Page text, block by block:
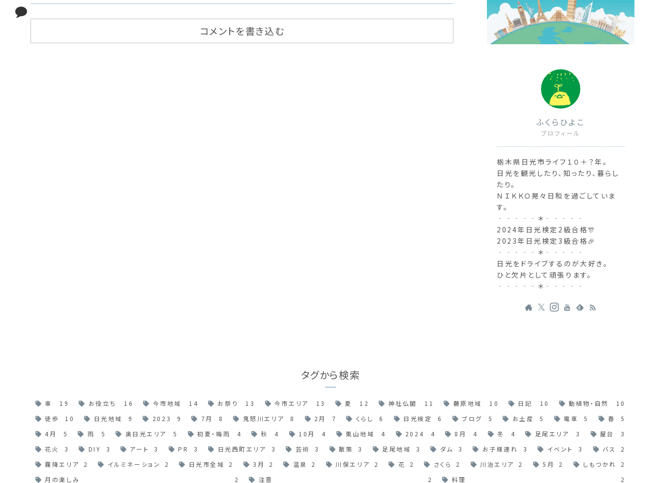
コメントを書き込む
ふくらひよこ
プロフィール
栃木県日光市ライフ１０＋？年。
日光を観光したり、知ったり、暮らし
たり。
ＮＩＫＫＯ晃々日和を過ごしていま
す。
‐‐‐‐‐＊‐‐‐‐‐
2024年日光検定2級合格🎊
2023年日光検定3級合格🎉
‐‐‐‐‐＊‐‐‐‐‐
日光をドライブするのが大好き。
ひと欠片として頑張ります。
‐‐‐‐‐＊‐‐‐‐‐
タグから検索
車 19 お役立ち 16 今市地域 14 お祭り 13 今市エリア 13 夏 12 神社仏閣 11 藤原地域 10 日記 10 動植物・自然
10
徒歩
10 日光地域 9 2023 9 7月 8 鬼怒川エリア 8 2月 7 くらし 6 日光検定 6 ブログ 5 お土産 5 電車 5 春
5
4月
5 雨 5 奥日光エリア 5 初夏・梅雨 4 秋 4 10月 4 栗山地域 4 2024 4 8月 4 冬 4 足尾エリア 3 屋台
3
花火
3 DIY 3 アート 3 PR 3 日光西町エリア 3 芸術 3 散策 3 足尾地域 3 ダム 3 お子様連れ 3 イベント 3 バス
2
霧降エリア
2 イルミネーション 2 日光市全域 2 3月 2 温泉 2 川俣エリア 2 花 2 さくら 2 川治エリア 2 5月 2 しもつかれ
2
月の楽しみ
2 注意 2 料理 2